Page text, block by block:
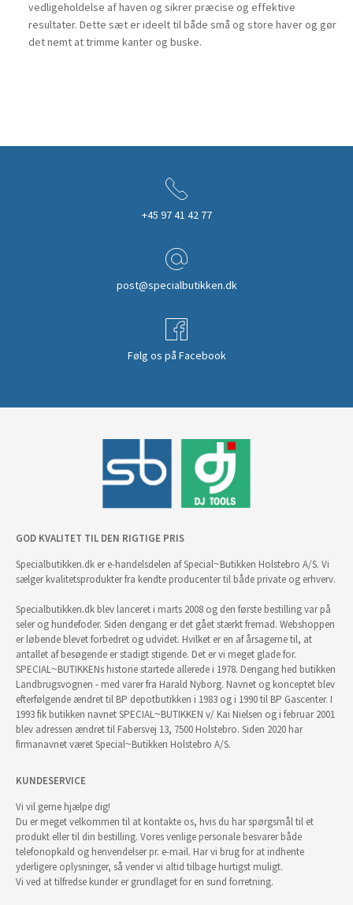
vedligeholdelse af haven og sikrer præcise og effektive
resultater. Dette sæt er ideelt til både små og store haver og gør
det nemt at trimme kanter og buske.
+45 97 41 42 77
post@specialbutikken.dk
Følg os på Facebook
GOD KVALITET TIL DEN RIGTIGE PRIS
Specialbutikken.dk er e-handelsdelen af Special~Butikken Holstebro A/S. Vi
sælger kvalitetsprodukter fra kendte producenter til både private og erhverv.
Specialbutikken.dk blev lanceret i marts 2008 og den første bestilling var på
seler og hundefoder. Siden dengang er det gået stærkt fremad. Webshoppen
er løbende blevet forbedret og udvidet. Hvilket er en af årsagerne til, at
antallet af besøgende er stadigt stigende. Det er vi meget glade for.
SPECIAL~BUTIKKENs historie startede allerede i 1978. Dengang hed butikken
Landbrugsvognen - med varer fra Harald Nyborg. Navnet og konceptet blev
efterfølgende ændret til BP depotbutikken i 1983 og i 1990 til BP Gascenter. I
1993 fik butikken navnet SPECIAL~BUTIKKEN v/ Kai Nielsen og i februar 2001
blev adressen ændret til Fabersvej 13, 7500 Holstebro. Siden 2020 har
firmanavnet været Special~Butikken Holstebro A/S.
KUNDESERVICE
Vi vil gerne hjælpe dig!
Du er meget velkommen til at kontakte os, hvis du har spørgsmål til et
produkt eller til din bestilling. Vores venlige personale besvarer både
telefonopkald og henvendelser pr. e-mail. Har vi brug for at indhente
yderligere oplysninger, så vender vi altid tilbage hurtigst muligt.
Vi ved at tilfredse kunder er grundlaget for en sund forretning.